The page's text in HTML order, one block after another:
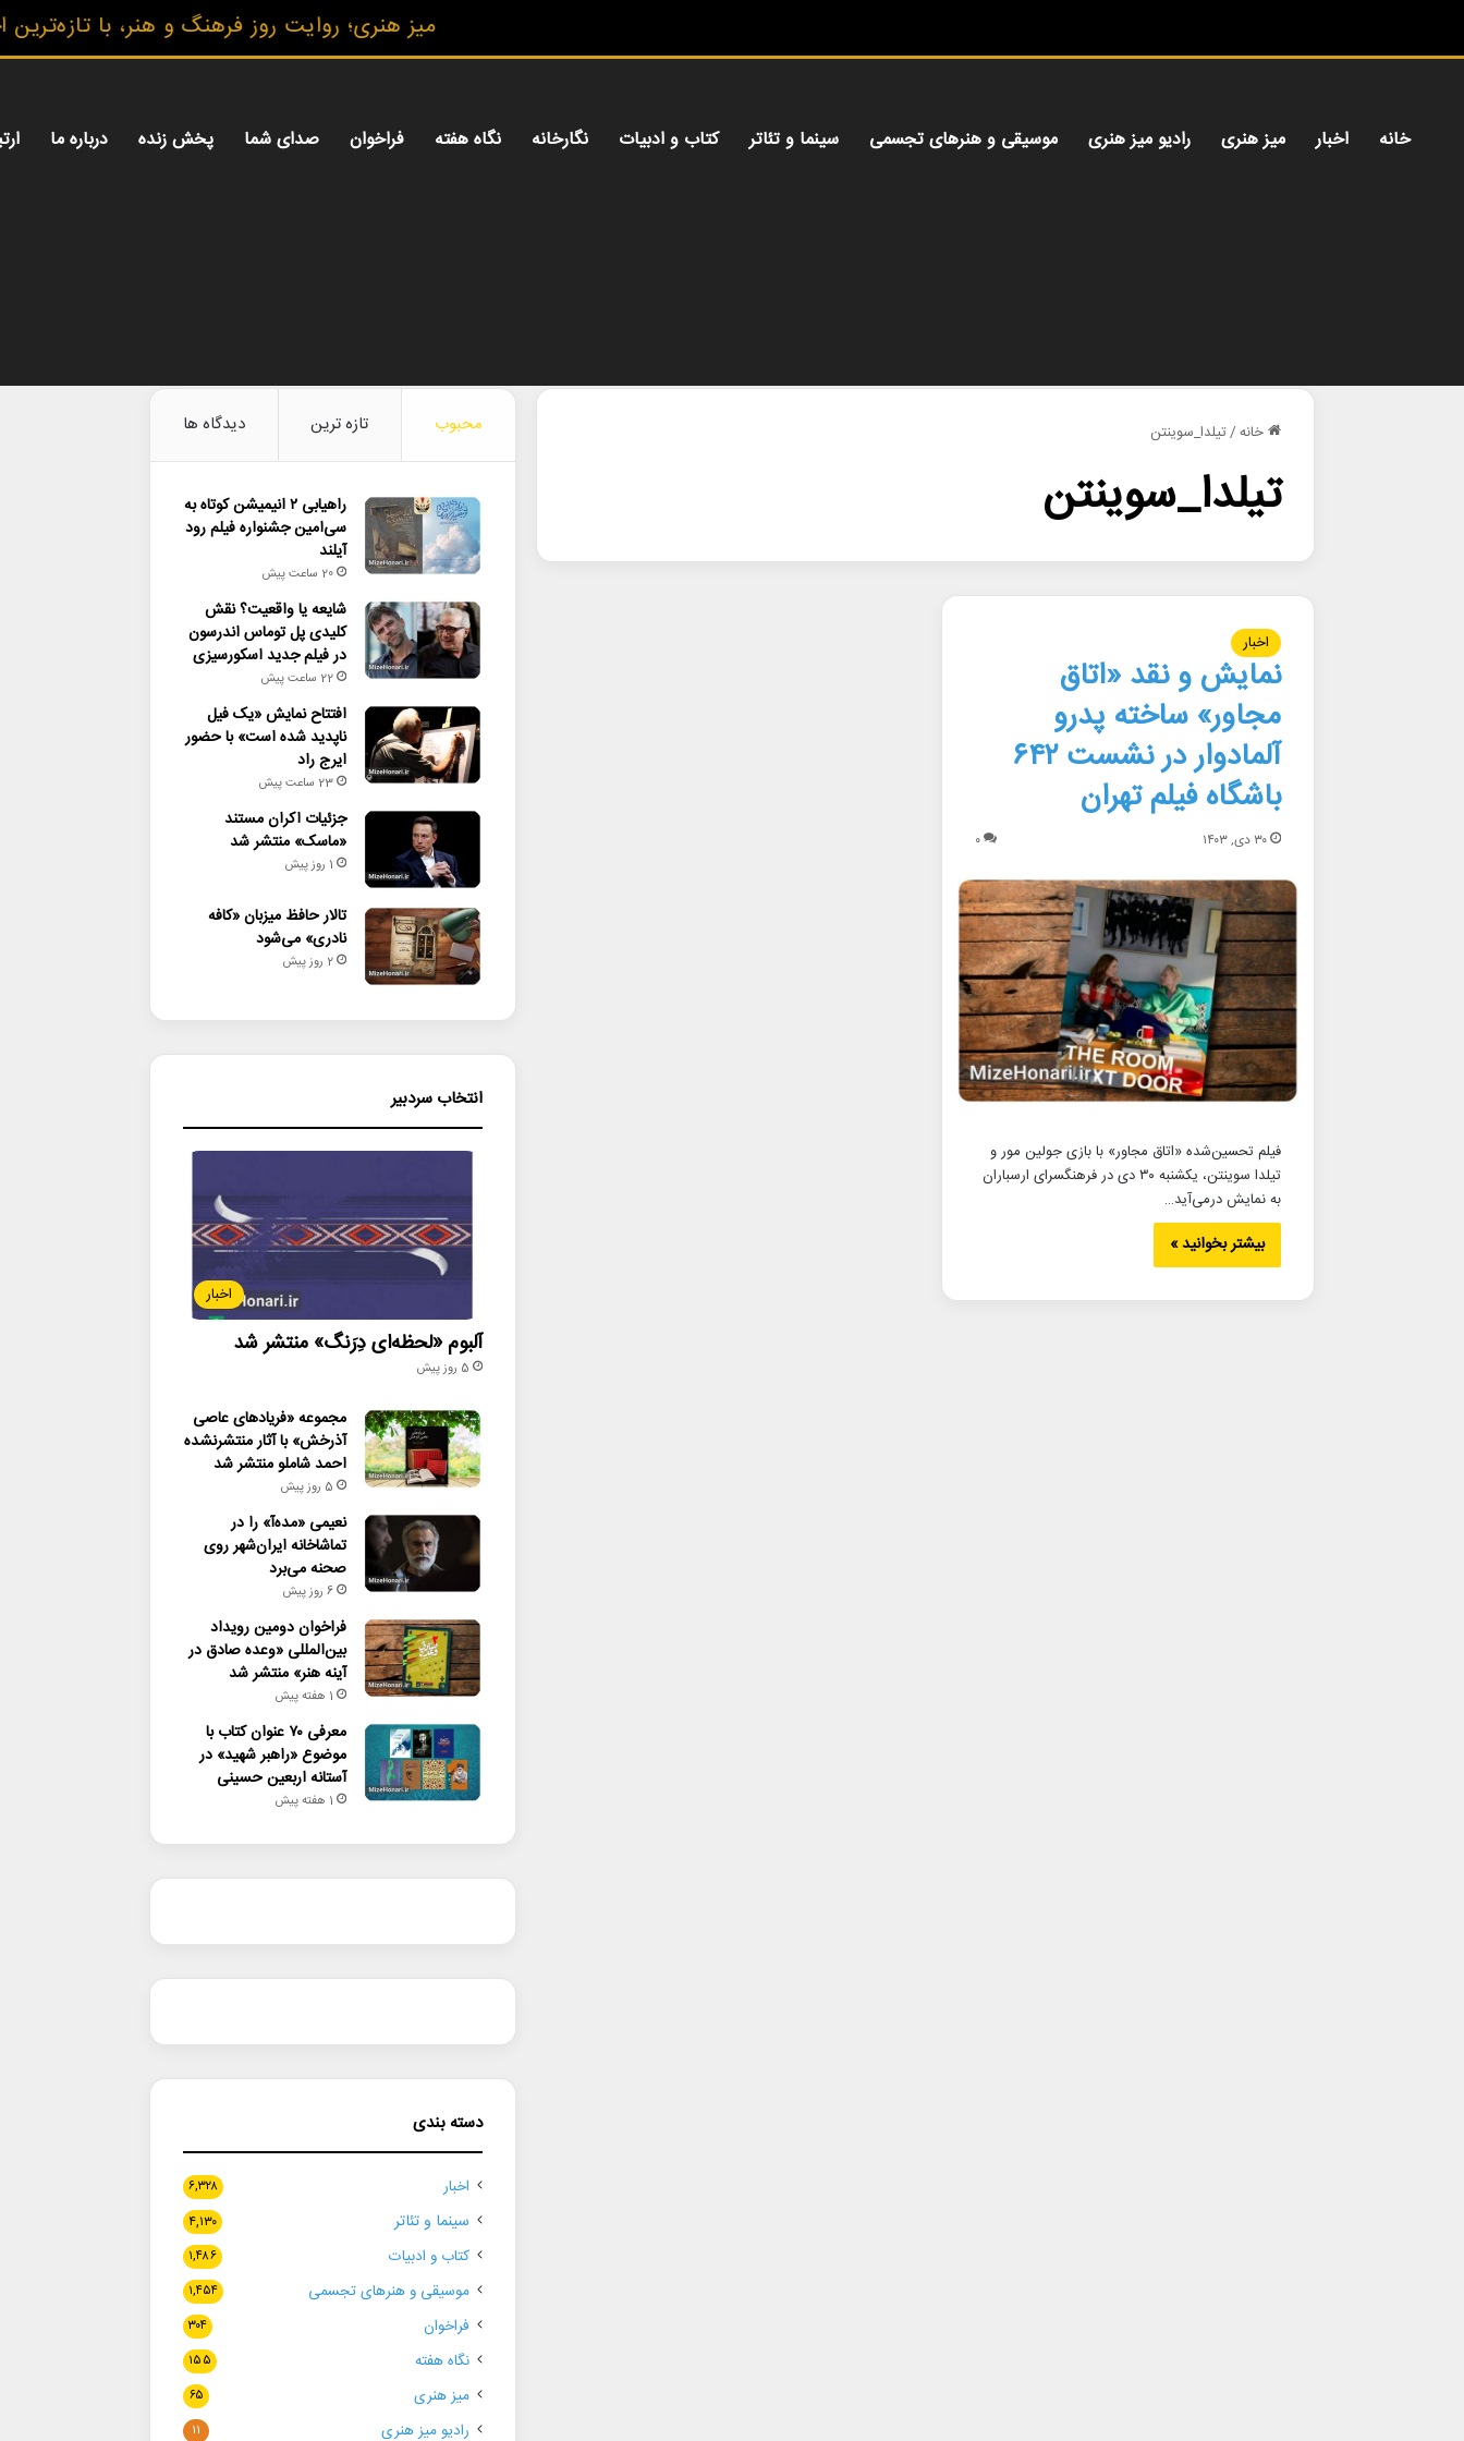
میز هنری؛ روایت روز فرهنگ و هنر، با تازه‌ترین
خانه اخبار میز هنری رادیو میز هنری موسیقی و هنرهای تجسمی سینما و تئاتر کتاب و ادبیات نگارخانه نگاه هفته فراخوان صدای شما پخش زنده درباره ما
خانه/تیلدا_سوینتن
تیلدا_سوینتن
اخبار
نمایش و نقد «اتاق
مجاور» ساخته پدرو
آلمادوار در نشست ۶۴۲
باشگاه فیلم تهران
۳۰ دی, ۱۴۰۳ ۰
فیلم تحسین‌شده «اتاق مجاور» با بازی جولین مور و
تیلدا سوینتن، یکشنبه ۳۰ دی در فرهنگسرای ارسباران
به نمایش درمی‌آید…
بیشتر بخوانید »
محبوب تازه ترین دیدگاه ها
راهیابی ۲ انیمیشن کوتاه به
سی‌امین جشنواره فیلم رود
آیلند
20 ساعت پیش
شایعه یا واقعیت؟ نقش
کلیدی پل توماس اندرسون
در فیلم جدید اسکورسیزی
22 ساعت پیش
افتتاح نمایش «یک فیل
ناپدید شده است» با حضور
ایرج راد
23 ساعت پیش
جزئیات اکران مستند
«ماسک» منتشر شد
1 روز پیش
تالار حافظ میزبان «کافه
نادری» می‌شود
2 روز پیش
انتخاب سردبیر
اخبار
آلبوم «لحظه‌ای دِرَنگ» منتشر شد
5 روز پیش
مجموعه «فریادهای عاصی
آذرخش» با آثار منتشرنشده
احمد شاملو منتشر شد
5 روز پیش
نعیمی «مده‌آ» را در
تماشاخانه ایران‌شهر روی
صحنه می‌برد
6 روز پیش
فراخوان دومین رویداد
بین‌المللی «وعده صادق در
آینه هنر» منتشر شد
1 هفته پیش
معرفی ۷۰ عنوان کتاب با
موضوع «راهبر شهید» در
آستانه اربعین حسینی
1 هفته پیش
دسته بندی
اخبار ۶,۳۲۸
سینما و تئاتر ۴,۱۳۰
کتاب و ادبیات ۱,۴۸۶
موسیقی و هنرهای تجسمی ۱,۴۵۴
فراخوان ۳۰۴
نگاه هفته ۱۵۵
میز هنری ۶۵
رادیو میز هنری ۱۱